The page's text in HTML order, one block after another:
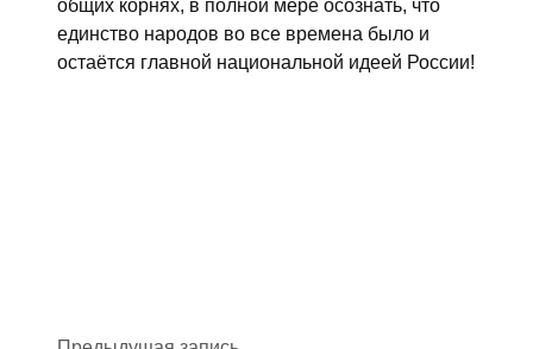
общих корнях, в полной мере осознать, что
единство народов во все времена было и
остаётся главной национальной идеей России!